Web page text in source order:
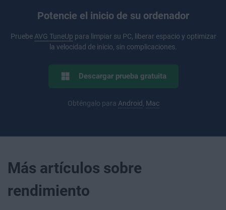
Potencie el inicio de su ordenador
Pruebe AVG TuneUp para limpiar su PC, liberar espacio y optimizar
la velocidad de inicio, sin complicaciones.
Descargar prueba gratuita
Obténgalo para Android Mac
Más artículos sobre
rendimiento